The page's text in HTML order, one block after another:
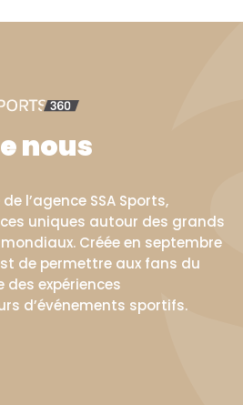
nous
l’agence SSA Sports,
uniques autour des grands
Créée en septembre
de permettre aux fans du
des expériences
d’événements sportifs.